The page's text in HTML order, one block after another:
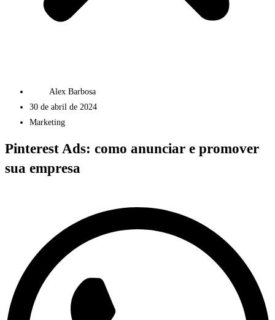
Alex Barbosa
30 de abril de 2024
Marketing
Pinterest Ads: como anunciar e promover
sua empresa